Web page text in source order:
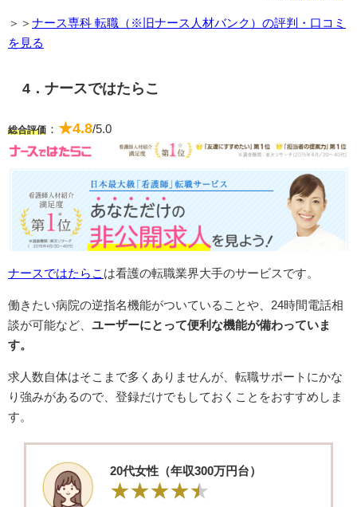
＞＞ ナース専科 転職（※旧ナース人材バンク）の評判・口コミ
を見る
4．ナースではたらこ
総合評価 ： ★4.8/5.0
ナースではたらこ は看護の転職業界大手のサービスです。
働きたい病院の逆指名機能がついていることや、24時間電話相
談が可能など、 ユーザーにとって便利な機能が備わっていま
す。
求人数自体はそこまで多くありませんが、転職サポートにかな
り強みがあるので、登録だけでもしておくことをおすすめしま
す。
20代女性（年収300万円台）